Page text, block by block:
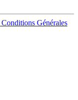
Conditions Générales